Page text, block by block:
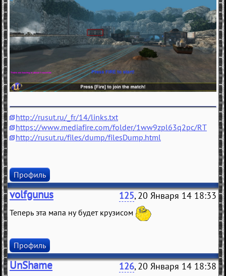
http://rusut.ru/_fr/14/links.txt
https://www.mediafire.com/folder/1ww9zpl63q2pc/RT
http://rusut.ru/files/dump/filesDump.html
Профиль
volfgunus 125, 20 Января 14 18:33
Теперь эта мапа ну будет крузисом
Профиль
UnShame 126, 20 Января 14 18:38